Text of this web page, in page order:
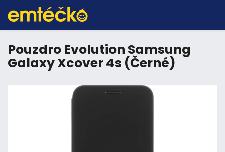
Pouzdro Evolution Samsung
Galaxy Xcover 4s (Černé)